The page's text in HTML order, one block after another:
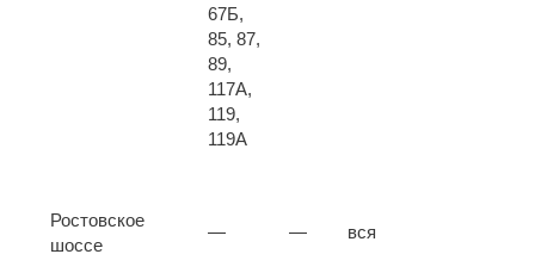
67Б,
85, 87,
89,
117А,
119,
119А
Ростовское
шоссе
— — вся